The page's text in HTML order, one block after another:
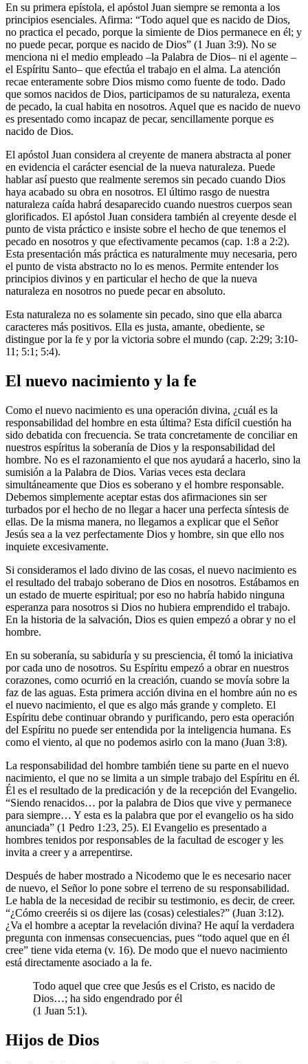
En su primera epístola, el apóstol Juan siempre se remonta a los
principios esenciales. Afirma: “Todo aquel que es nacido de Dios,
no practica el pecado, porque la simiente de Dios permanece en él; y
no puede pecar, porque es nacido de Dios” (1 Juan 3:9). No se
menciona ni el medio empleado –la Palabra de Dios– ni el agente –
el Espíritu Santo– que efectúa el trabajo en el alma. La atención
recae enteramente sobre Dios mismo como fuente de todo. Dado
que somos nacidos de Dios, participamos de su naturaleza, exenta
de pecado, la cual habita en nosotros. Aquel que es nacido de nuevo
es presentado como incapaz de pecar, sencillamente porque es
nacido de Dios.
El apóstol Juan considera al creyente de manera abstracta al poner
en evidencia el carácter esencial de la nueva naturaleza. Puede
hablar así puesto que realmente seremos sin pecado cuando Dios
haya acabado su obra en nosotros. El último rasgo de nuestra
naturaleza caída habrá desaparecido cuando nuestros cuerpos sean
glorificados. El apóstol Juan considera también al creyente desde el
punto de vista práctico e insiste sobre el hecho de que tenemos el
pecado en nosotros y que efectivamente pecamos (cap. 1:8 a 2:2).
Esta presentación más práctica es naturalmente muy necesaria, pero
el punto de vista abstracto no lo es menos. Permite entender los
principios divinos y en particular el hecho de que la nueva
naturaleza en nosotros no puede pecar en absoluto.
Esta naturaleza no es solamente sin pecado, sino que ella abarca
caracteres más positivos. Ella es justa, amante, obediente, se
distingue por la fe y por la victoria sobre el mundo (cap. 2:29; 3:10-
11; 5:1; 5:4).
El nuevo nacimiento y la fe
Como el nuevo nacimiento es una operación divina, ¿cuál es la
responsabilidad del hombre en esta última? Esta difícil cuestión ha
sido debatida con frecuencia. Se trata concretamente de conciliar en
nuestros espíritus la soberanía de Dios y la responsabilidad del
hombre. No es el razonamiento el que nos ayudará a hacerlo, sino la
sumisión a la Palabra de Dios. Varias veces esta declara
simultáneamente que Dios es soberano y el hombre responsable.
Debemos simplemente aceptar estas dos afirmaciones sin ser
turbados por el hecho de no llegar a hacer una perfecta síntesis de
ellas. De la misma manera, no llegamos a explicar que el Señor
Jesús sea a la vez perfectamente Dios y hombre, sin que ello nos
inquiete excesivamente.
Si consideramos el lado divino de las cosas, el nuevo nacimiento es
el resultado del trabajo soberano de Dios en nosotros. Estábamos en
un estado de muerte espiritual; por eso no habría habido ninguna
esperanza para nosotros si Dios no hubiera emprendido el trabajo.
En la historia de la salvación, Dios es quien empezó a obrar y no el
hombre.
En su soberanía, su sabiduría y su presciencia, él tomó la iniciativa
por cada uno de nosotros. Su Espíritu empezó a obrar en nuestros
corazones, como ocurrió en la creación, cuando se movía sobre la
faz de las aguas. Esta primera acción divina en el hombre aún no es
el nuevo nacimiento, el que es algo más grande y completo. El
Espíritu debe continuar obrando y purificando, pero esta operación
del Espíritu no puede ser entendida por la inteligencia humana. Es
como el viento, al que no podemos asirlo con la mano (Juan 3:8).
La responsabilidad del hombre también tiene su parte en el nuevo
nacimiento, el que no se limita a un simple trabajo del Espíritu en él.
Él es el resultado de la predicación y de la recepción del Evangelio.
“Siendo renacidos… por la palabra de Dios que vive y permanece
para siempre… Y esta es la palabra que por el evangelio os ha sido
anunciada” (1 Pedro 1:23, 25). El Evangelio es presentado a
hombres tenidos por responsables de la facultad de escoger y les
invita a creer y a arrepentirse.
Después de haber mostrado a Nicodemo que le es necesario nacer
de nuevo, el Señor lo pone sobre el terreno de su responsabilidad.
Le habla de la necesidad de recibir su testimonio, es decir, de creer.
“¿Cómo creeréis si os dijere las (cosas) celestiales?” (Juan 3:12).
¿Va el hombre a aceptar la revelación divina? He aquí la verdadera
pregunta con inmensas consecuencias, pues “todo aquel que en él
cree” tiene vida eterna (v. 16). De modo que el nuevo nacimiento
está directamente asociado a la fe.
Todo aquel que cree que Jesús es el Cristo, es nacido de
Dios…⁠; ha sido engendrado por él
(1 Juan 5:1).
Hijos de Dios